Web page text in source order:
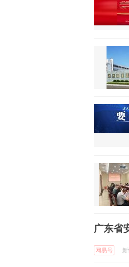
广东省
网易号